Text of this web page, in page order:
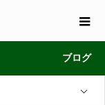
ブログ